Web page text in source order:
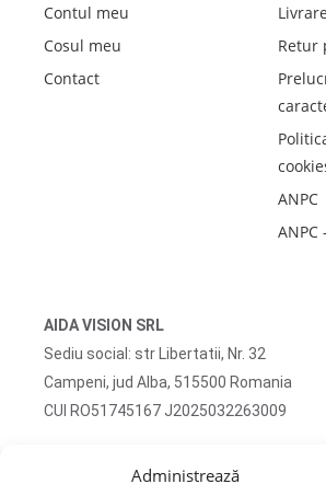
Administrează
Contul meu
Cosul meu
Contact
Retur
ANPC
ANPC
AIDA VISION SRL
Sediu social: str Libertatii, Nr. 32
Campeni, jud Alba, 515500 Romania
CUI RO51745167 J2025032263009